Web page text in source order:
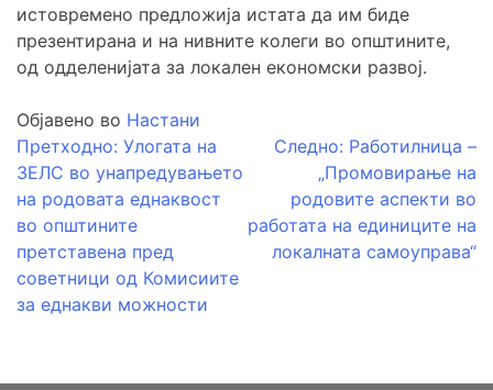
истовремено предложија истата да им биде
презентирана и на нивните колеги во општините,
од одделенијата за локален економски развој.
Објавено во Настани
Навигација
на
напис
Претходно: Улогата на
ЗЕЛС во унапредувањето
на родовата еднаквост
во општините
претставена пред
советници од Комисиите
за еднакви можности
Следно: Работилница –
„Промовирање на
родовите аспекти во
работата на единиците на
локалната самоуправа“